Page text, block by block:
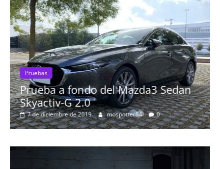
del Mazda3 Sedan
mospotter84 0
Pruebas
Probamos el
más
8 de septiembre de 2019